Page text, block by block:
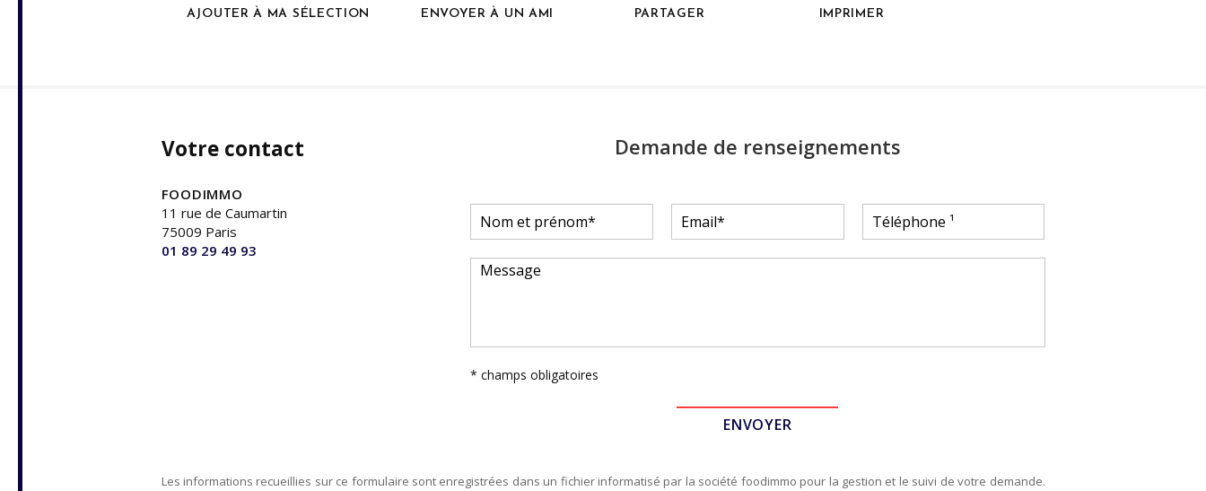
AJOUTER À MA SÉLECTION ENVOYER À UN AMI PARTAGER IMPRIMER
Votre contact
FOODIMMO
11 rue de Caumartin
75009 Paris
01 89 29 49 93
Demande de renseignements
* champs obligatoires
Les informations recueillies sur ce formulaire sont enregistrées dans un fichier informatisé par la société foodimmo pour la gestion et le suivi de votre demande.